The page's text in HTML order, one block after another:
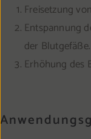
Freisetzung
Entspannung
der Blutgefäße.
Erhöhung des